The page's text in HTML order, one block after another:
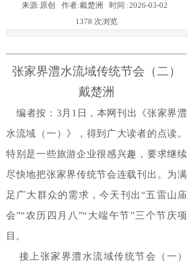
来源:原创 作者:戴楚洲 时间 :2026-03-02
1378 次浏览
张家界澧水流域传统节会（二）
戴楚洲
编者按：3月1日，本网刊出《张家界澧
水流域（一）》，得到广大读者的点读。
特别是一些旅游企业很感兴趣，要求继续
尽快地把张家界传统节会连载刊出。为满
足广大群众的需求，今天刊出“五雷山庙
会”“农历四月八”“大端午节”三个节庆项
目。
接上 张家界澧水流域传统节会（一）